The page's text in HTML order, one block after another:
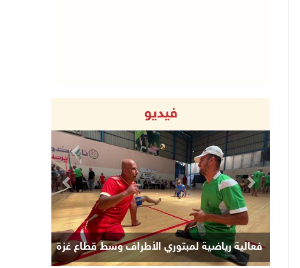
فيديو
فعالية رياضية لمبتوري الأطراف وسط قطاع غزة
Previous Next